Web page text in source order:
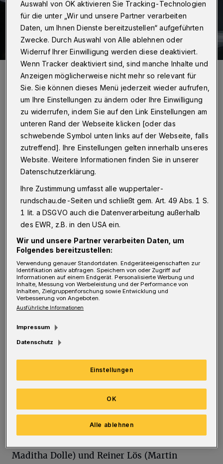
Sieht's so im Finanzamt aus? Julia Wolff als Bea Mtinnen und Martin
Petschan als Reiner Lös sind zwei aus dem fünfköpfigen Ensemble
der Inszenierung von "Der Fiskus" im Theater am Engelsgarten.
Von Stefan Seitz
G eschrieben hat „Der Fiskus“ die 1970
geborene Felicia Zeller, deren Onkel
Vorsteher in einem schwäbischen Finanzamt
Einblicke in diese Beamtenwelt geliefert hat.
Die Wuppertaler Inszenierung von Schirin
Khodadadian versammelt vier Damen und
einen Herrn auf einer von Plastikplanen,
Computern und bürotypischen Pflanzen
bevölkerten guckkastenartigen (Dreh-)Bühne
(Philipp Nicolai), auf der es im wahrsten
Die altgediente Beamtin Bea Mtinnen (Julia
Wolff), bekommt als neue Abteilungsleiterin
die zehn Jahre jüngere Nele Neuer (Julia Meier)
vor die Nase gesetzt. Das Kollegenehepaar Elfi
Maditha Dolle) und Reiner Lös (Martin
Auswahl von OK aktivieren Sie Tracking-Technologien
für die unter „Wir und unsere Partner verarbeiten
Daten, um Ihnen Dienste bereitzustellen“ aufgeführten
Zwecke. Durch Auswahl von Alle ablehnen oder
Widerruf Ihrer Einwilligung werden diese deaktiviert.
Wenn Tracker deaktiviert sind, sind manche Inhalte und
Anzeigen möglicherweise nicht mehr so relevant für
Sie. Sie können dieses Menü jederzeit wieder aufrufen,
um Ihre Einstellungen zu ändern oder Ihre Einwilligung
zu widerrufen, indem Sie auf den Link Einstellungen am
unteren Rand der Webseite klicken [oder das
schwebende Symbol unten links auf der Webseite, falls
zutreffend]. Ihre Einstellungen gelten innerhalb unseres
Website. Weitere Informationen finden Sie in unserer
Datenschutzerklärung.
Ihre Zustimmung umfasst alle wuppertaler-
rundschau.de-Seiten und schließt gem. Art. 49 Abs. 1 S.
1 lit. a DSGVO auch die Datenverarbeitung außerhalb
des EWR, z.B. in den USA ein.
Wir und unsere Partner verarbeiten Daten, um
Folgendes bereitzustellen:
Verwendung genauer Standortdaten. Endgeräteeigenschaften zur
Identifikation aktiv abfragen. Speichern von oder Zugriff auf
Informationen auf einem Endgerät. Personalisierte Werbung und
Inhalte, Messung von Werbeleistung und der Performance von
Inhalten, Zielgruppenforschung sowie Entwicklung und
Verbesserung von Angeboten.
Ausführliche Informationen
Impressum
Datenschutz
Einstellungen
Alle ablehnen
OK